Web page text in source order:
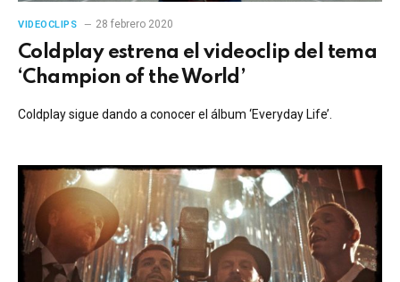
VIDEOCLIPS 28 febrero 2020
Coldplay estrena el videoclip del tema
‘Champion of the World’
Coldplay sigue dando a conocer el álbum ‘Everyday Life’.